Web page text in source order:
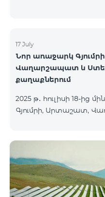
17 July
Նոր առաջարկ
Վաղարշապատ և
քաղաքներում
2025 թ․ հուլիսի 18-ից
Գյումրի, Արտաշատ,
զեղչով առաջին 6
բաժանորդագրության
Հիմնական արժեք Զեղչված արժեք 1-6 ամիսների
համար ԿՈՍՄՈ 2 6900 Մարզային 6900 3450